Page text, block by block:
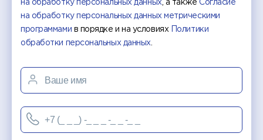
на обработку персональных данных, а такжеСогласие
на обработку персональных данных метрическими
программами в порядке и на условиях
Политики
обработки персональных данных.